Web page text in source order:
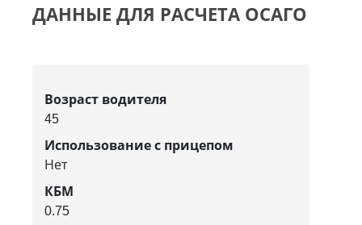
ДАННЫЕ ДЛЯ РАСЧЕТА ОСАГО
Возраст водителя
45
Использование с прицепом
Нет
КБМ
0.75